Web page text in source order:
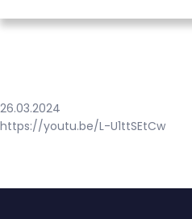
26.03.2024
https://youtu.be/L-U1ttSEtCw